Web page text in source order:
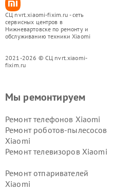
СЦ nvrt.xiaomi-fixim.ru - сеть
сервисных центров в
Нижневартовске по ремонту и
обслуживанию техники Xiaomi
2021-2026 © СЦ nvrt.xiaomi-
fixim.ru
Мы ремонтируем
Ремонт телефонов Xiaomi
Ремонт роботов-пылесосов
Xiaomi
Ремонт телевизоров Xiaomi
Ремонт отпаривателей
Xiaomi